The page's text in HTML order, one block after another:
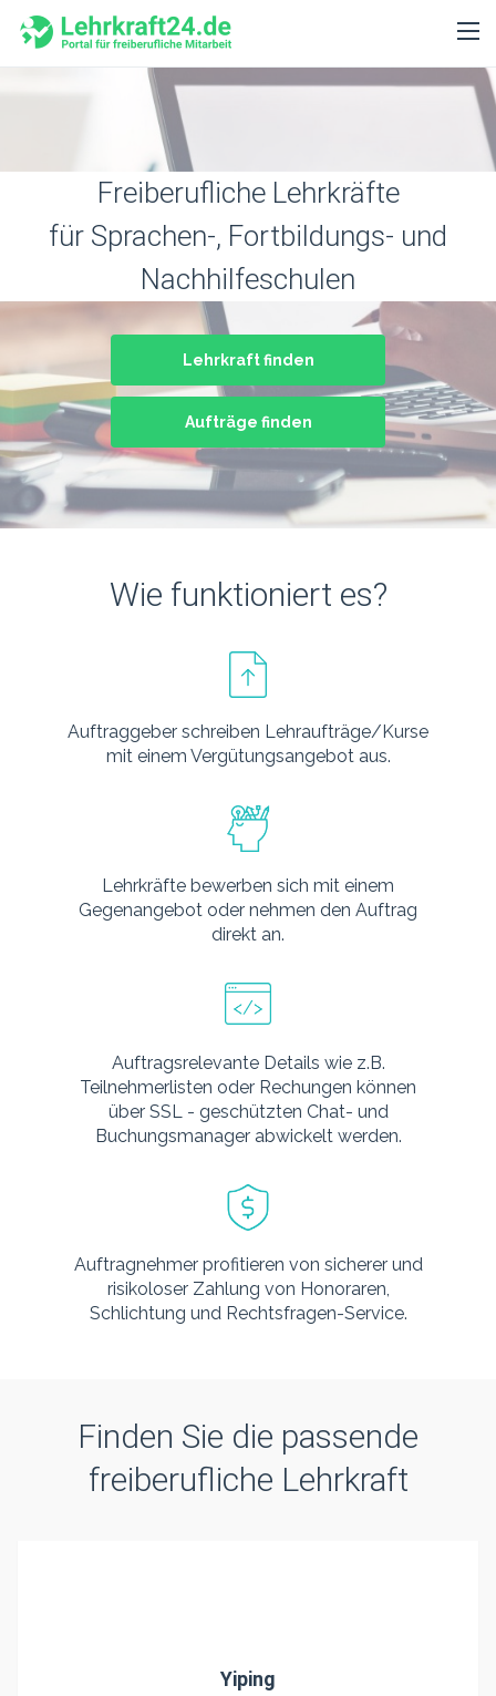
Freiberufliche Lehrkräfte
für Sprachen-, Fortbildungs- und
Nachhilfeschulen
Lehrkraft finden
Aufträge finden
Wie funktioniert es?
Auftraggeber schreiben Lehraufträge/Kurse
mit einem Vergütungsangebot aus.
Lehrkräfte bewerben sich mit einem
Gegenangebot oder nehmen den Auftrag
direkt an.
Auftragsrelevante Details wie z.B.
Teilnehmerlisten oder Rechungen können
über SSL - geschützten Chat- und
Buchungsmanager abwickelt werden.
Auftragnehmer profitieren von sicherer und
risikoloser Zahlung von Honoraren,
Schlichtung und Rechtsfragen-Service.
Finden Sie die passende
freiberufliche Lehrkraft
Yiping